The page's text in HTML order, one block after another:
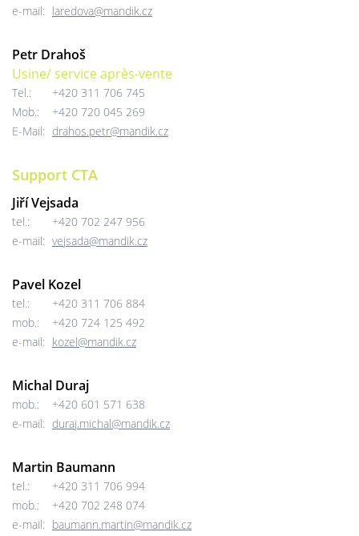
e-mail: laredova@mandik.cz
Petr Drahoš
Usine/ service après-vente
Tel.:
+420 311 706 745
Mob.:
+420 720 045 269
E-Mail: drahos.petr@mandik.cz
Support CTA
Jiří Vejsada
tel.:
+420 702 247 956
e-mail: vejsada@mandik.cz
Pavel Kozel
tel.:
+420 311 706 884
mob.:
+420 724 125 492
e-mail: kozel@mandik.cz
Michal Duraj
mob.:
+420 601 571 638
e-mail: duraj.michal@mandik.cz
Martin Baumann
tel.:
+420 311 706 994
mob.:
+420 702 248 074
e-mail: baumann.martin@mandik.cz